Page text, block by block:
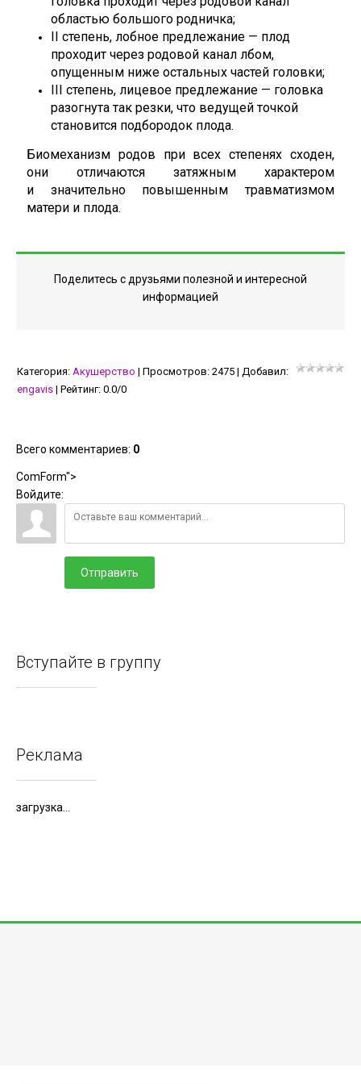
областью большого родничка;
II степень, лобное предлежание — плод
проходит через родовой канал лбом,
опущенным ниже остальных частей головки;
III степень, лицевое предлежание — головка
разогнута так резки, что ведущей точкой
становится подбородок плода.
Биомеханизм родов при всех степенях сходен,
они отличаются затяжным характером
и значительно повышенным травматизмом
матери и плода.
Поделитесь с друзьями полезной и интересной
информацией
Категория: Акушерство | Просмотров: 2475 | Добавил:
engavis | Рейтинг: 0.0/0
Всего комментариев: 0
ComForm">
Войдите:
Отправить
Вступайте в группу
Реклама
загрузка...